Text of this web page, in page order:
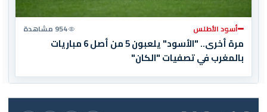
أسود الأطلس 954 مشاهدة
مرة أخرى.. "الأسود" يلعبون 5 من أصل 6 مباريات
بالمغرب في تصفيات "الكان"